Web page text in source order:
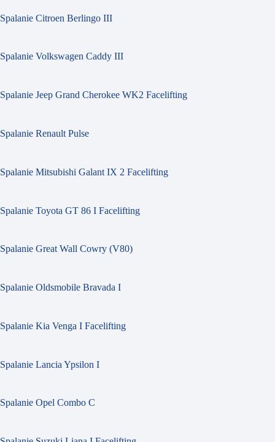
Spalanie Citroen Berlingo III
Spalanie Volkswagen Caddy III
Spalanie Jeep Grand Cherokee WK2 Facelifting
Spalanie Renault Pulse
Spalanie Mitsubishi Galant IX 2 Facelifting
Spalanie Toyota GT 86 I Facelifting
Spalanie Great Wall Cowry (V80)
Spalanie Oldsmobile Bravada I
Spalanie Kia Venga I Facelifting
Spalanie Lancia Ypsilon I
Spalanie Opel Combo C